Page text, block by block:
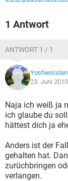
1 Antwort
ANTWORT 1 / 1
23. Juni
Naja ich weiß ja
ich glaube du
hättest dich ja
Anders ist der
gehalten hat.
zurüchbringen
verlangen.